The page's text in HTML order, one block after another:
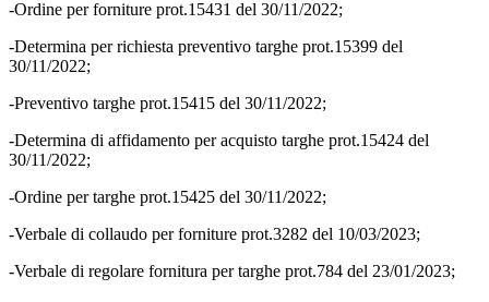
-Ordine per forniture prot.15431 del 30/11/2022;
-Determina per richiesta preventivo targhe prot.15399 del
30/11/2022;
-Preventivo targhe prot.15415 del 30/11/2022;
-Determina di affidamento per acquisto targhe prot.15424 del
30/11/2022;
-Ordine per targhe prot.15425 del 30/11/2022;
-Verbale di collaudo per forniture prot.3282 del 10/03/2023;
-Verbale di regolare fornitura per targhe prot.784 del 23/01/2023;